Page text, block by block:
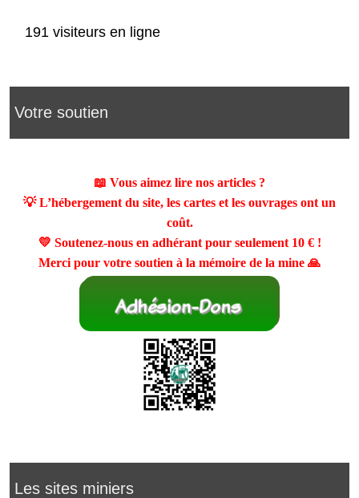
191 visiteurs en ligne
Votre soutien
📖 Vous aimez lire nos articles ?
💡 L’hébergement du site, les cartes et les ouvrages ont un
coût.
💛 Soutenez-nous en adhérant pour seulement 10 €!
Merci pour votre soutien à la mémoire de la mine 🙏
Les sites miniers